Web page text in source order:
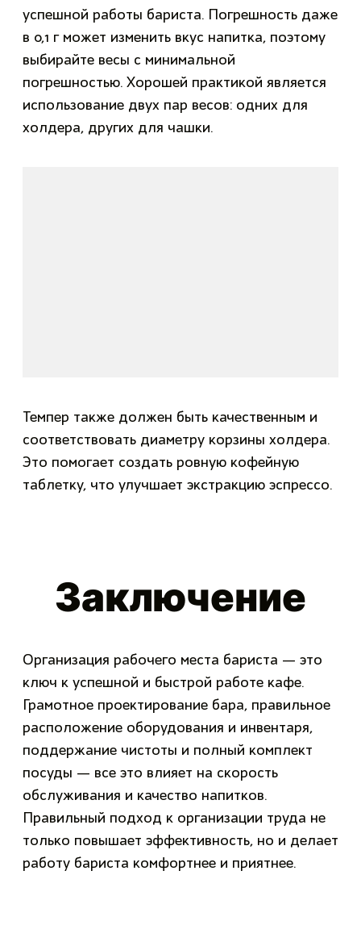
успешной работы бариста. Погрешность даже
в 0,1 г может изменить вкус напитка, поэтому
выбирайте весы с минимальной
погрешностью. Хорошей практикой является
использование двух пар весов: одних для
холдера, других для чашки.
Темпер также должен быть качественным и
соответствовать диаметру корзины холдера.
Это помогает создать ровную кофейную
таблетку, что улучшает экстракцию эспрессо.
Заключение
Организация рабочего места бариста — это
ключ к успешной и быстрой работе кафе.
Грамотное проектирование бара, правильное
расположение оборудования и инвентаря,
поддержание чистоты и полный комплект
посуды — все это влияет на скорость
обслуживания и качество напитков.
Правильный подход к организации труда не
только повышает эффективность, но и делает
работу бариста комфортнее и приятнее.